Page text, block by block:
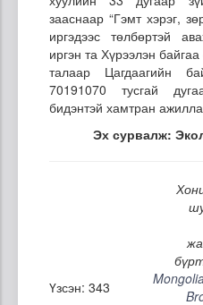
зааснаар “Гэмт хэрэг,
иргэдээс төлбөртэй
иргэн та Хүрээлэн
талаар Цагдаагийн
70191070 тусгай
бидэнтэй хамтран
Эх сурвалж:
Үзсэн: 343